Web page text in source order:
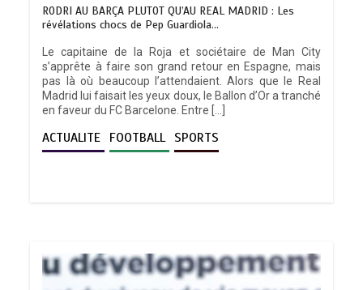
RODRI AU BARÇA PLUTOT QU’AU REAL MADRID : Les
révélations chocs de Pep Guardiola…
Le capitaine de la Roja et sociétaire de Man City
s’apprête à faire son grand retour en Espagne, mais
pas là où beaucoup l’attendaient. Alors que le Real
Madrid lui faisait les yeux doux, le Ballon d’Or a tranché
en faveur du FC Barcelone. Entre […]
ACTUALITE FOOTBALL SPORTS